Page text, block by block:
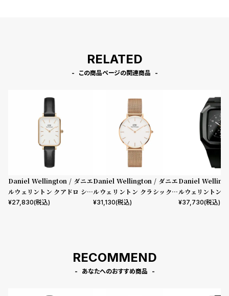
RELATED
この商品ページの関連商品
Daniel Wellington / ダニエ
ルウェリントン クアドロ シェ
フィールド ローズゴールド/ホ
¥27,830(税込)
Daniel Wellington / ダニエ
ルウェリントン クラシックペ
ティット メルローズ ローズゴ
¥31,130(税込)
Daniel
ルウェリントン
mm Apple
¥37,730(税込)
RECOMMEND
あなたへのおすすめ商品